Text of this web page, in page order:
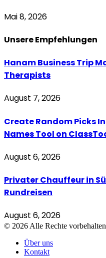
Mai 8, 2026
UnsereEmpfehlungen
Hanam Business Trip
Therapists
August 7, 2026
Create Random Picks
Names Tool on
August 6, 2026
Privater Chauffeur in
Rundreisen
August 6, 2026
© 2026 Alle Rechte
Über uns
Kontakt